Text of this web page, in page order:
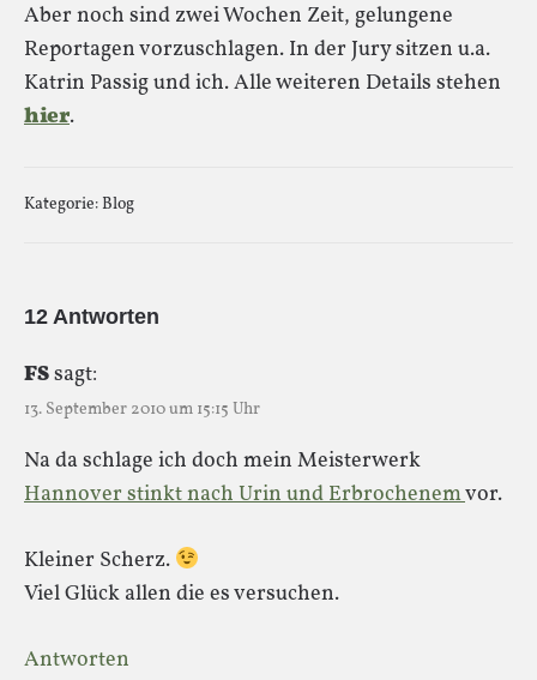
Aber noch sind zwei Wochen Zeit, gelungene
Reportagen vorzuschlagen. In der Jury sitzen u.a.
Katrin Passig und ich. Alle weiteren Details stehen
hier.
Kategorie:Blog
12 Antworten
FSsagt:
13. September 2010 um 15:15 Uhr
Na da schlage ich doch mein Meisterwerk
Hannover stinkt nach Urin und Erbrochenemvor.
Kleiner Scherz.
Viel Glück allen die es versuchen.
Antworten